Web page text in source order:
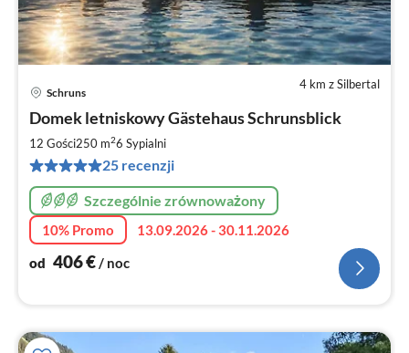
4 km z Silbertal
Schruns
Domek letniskowy Gästehaus Schrunsblick
12 Gości250 m26 Sypialni
25 recenzji
Szczególnie zrównoważony
10% Promo
13.09.2026 - 30.11.2026
od 406€/ noc